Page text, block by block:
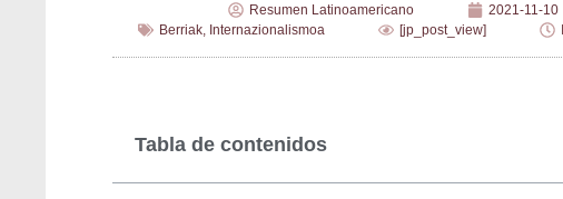
Resumen Latinoamericano 2021-11-10
Berriak, Internazionalismoa [jp_post_view]
Tabla de contenidos